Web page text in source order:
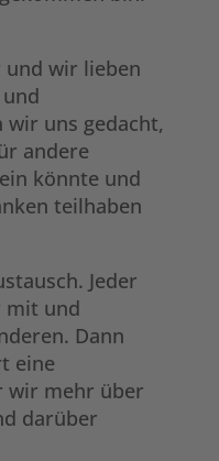
wir lieben
wir uns gedacht,
andere
könnte und
teilhaben
Jeder
mit und
Dann
eine
wir mehr über
darüber